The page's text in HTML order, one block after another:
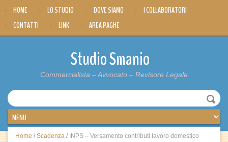
HOME LO STUDIO DOVE SIAMO
I COLLABORATORI
CONTATTI
LINK AREA PAGHE
Studio Smanio
Commercialista – Avvocato – Revisore Legale
Home / Scadenza / INPS – Versamento contributi lavoro domestico